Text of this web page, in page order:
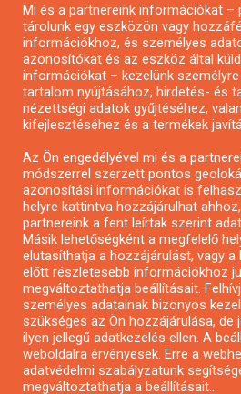
Pályázatírás civil szervezeteknek
Pályázatírás önkormányzatoknak
Pályázatfigyelés
Specifikus pályázatfigyelés vagy
Pályázatok magánszemélyeknek
Pályázatok civil szervezeteknek
Pályázatok vállalkozásoknak
Önkormányzati pályázatok
Mezőgazdasági pályázatok
Falusi turizmus pályázatok
Napelem pályázatok
GINOP pályázatok
Mi és a partnereink információkat –
tárolunk egy eszközön vagy
információkhoz, és személyes
azonosítókat és az eszköz által
információkat – kezelünk
tartalom nyújtásához, hirdetés- és
nézettségi adatok gyűjtéséhez,
kifejlesztéséhez és a termékek
Az Ön engedélyével mi és a
módszerrel szerzett pontos
azonosítási információkat is
helyre kattintva hozzájárulhat
partnereink a fent leírtak szerint
Másik lehetőségként a megfelelő
elutasíthatja a hozzájárulást, vagy
előtt részletesebb információkhoz
megváltoztathatja beállításait.
személyes adatainak bizonyos
szükséges az Ön hozzájárulása, de
ilyen jellegű adatkezelés ellen. A
weboldalra érvényesek. Erre a
adatvédelmi szabályzatunk
megváltoztathatja a beállításait..